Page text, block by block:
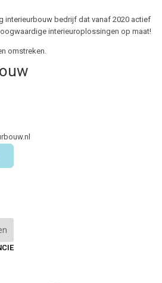
interieurbouw bedrijf dat vanaf 2020 actief
interieuroplossingen op maat!
omstreken.